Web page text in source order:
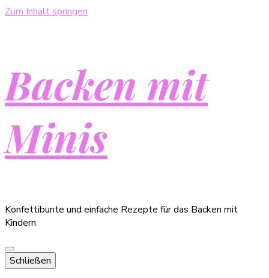
Zum Inhalt springen
Backen mit
Minis
Konfettibunte und einfache Rezepte für das Backen mit
Kindern
Schließen